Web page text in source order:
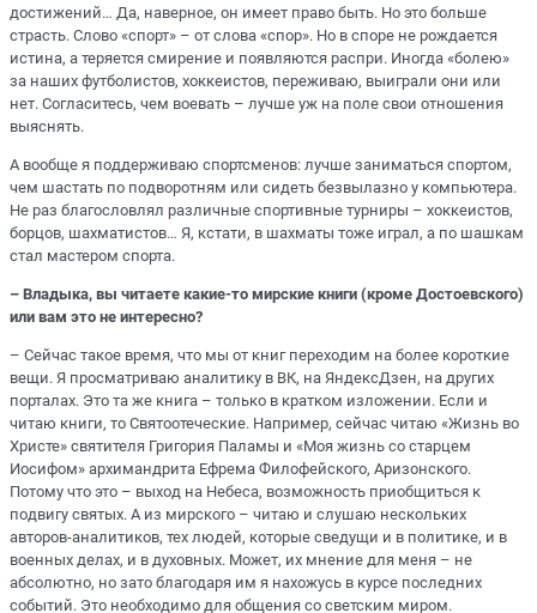
достижений… Да, наверное, он имеет право быть. Но это больше
страсть. Слово «спорт» – от слова «спор». Но в споре не рождается
истина, а теряется смирение и появляются распри. Иногда «болею»
за наших футболистов, хоккеистов, переживаю, выиграли они или
нет. Согласитесь, чем воевать – лучше уж на поле свои отношения
выяснять.
А вообще я поддерживаю спортсменов: лучше заниматься спортом,
чем шастать по подворотням или сидеть безвылазно у компьютера.
Не раз благословлял различные спортивные турниры – хоккеистов,
борцов, шахматистов… Я, кстати, в шахматы тоже играл, а по шашкам
стал мастером спорта.
– Владыка, вы читаете какие-то мирские книги (кроме Достоевского)
или вам это не интересно?
– Сейчас такое время, что мы от книг переходим на более короткие
вещи. Я просматриваю аналитику в ВК, на ЯндексДзен, на других
порталах. Это та же книга – только в кратком изложении. Если и
читаю книги, то Святоотеческие. Например, сейчас читаю «Жизнь во
Христе» святителя Григория Паламы и «Моя жизнь со старцем
Иосифом» архимандрита Ефрема Филофейского, Аризонского.
Потому что это – выход на Небеса, возможность приобщиться к
подвигу святых. А из мирского – читаю и слушаю нескольких
авторов-аналитиков, тех людей, которые сведущи и в политике, и в
военных делах, и в духовных. Может, их мнение для меня – не
абсолютно, но зато благодаря им я нахожусь в курсе последних
событий. Это необходимо для общения со светским миром.